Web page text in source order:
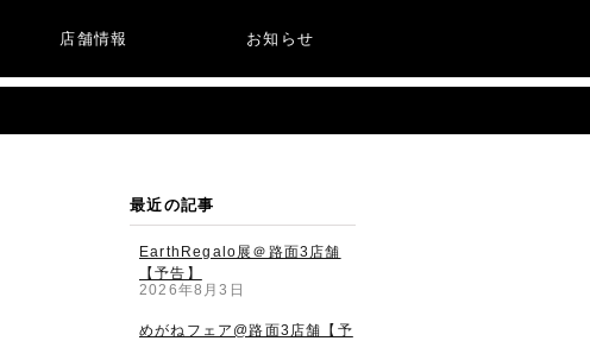
店舗情報 お知らせ
最近の記事
EarthRegalo展＠路面3店舗
【予告】
2026年8月3日
めがねフェア@路面3店舗【予